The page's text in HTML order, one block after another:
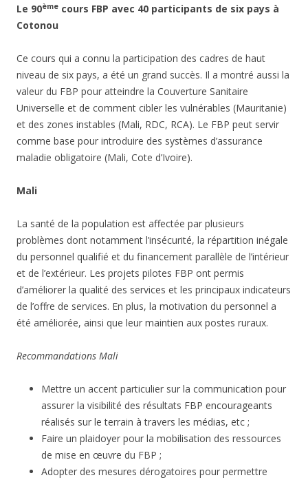
Le 90ème cours FBP avec 40 participants de six pays à
Cotonou
Ce cours qui a connu la participation des cadres de haut
niveau de six pays, a été un grand succès. Il a montré aussi la
valeur du FBP pour atteindre la Couverture Sanitaire
Universelle et de comment cibler les vulnérables (Mauritanie)
et des zones instables (Mali, RDC, RCA). Le FBP peut servir
comme base pour introduire des systèmes d’assurance
maladie obligatoire (Mali, Cote d’Ivoire).
Mali
La santé de la population est affectée par plusieurs
problèmes dont notamment l’insécurité, la répartition inégale
du personnel qualifié et du financement parallèle de l’intérieur
et de l’extérieur. Les projets pilotes FBP ont permis
d’améliorer la qualité des services et les principaux indicateurs
de l’offre de services. En plus, la motivation du personnel a
été améliorée, ainsi que leur maintien aux postes ruraux.
Recommandations Mali
Mettre un accent particulier sur la communication pour
assurer la visibilité des résultats FBP encourageants
réalisés sur le terrain à travers les médias, etc ;
Faire un plaidoyer pour la mobilisation des ressources
de mise en œuvre du FBP ;
Adopter des mesures dérogatoires pour permettre